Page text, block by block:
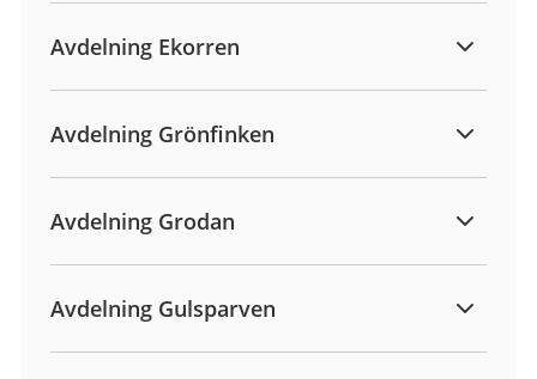
Avdelning Ekorren
Avdelning Grönfinken
Avdelning Grodan
Avdelning Gulsparven